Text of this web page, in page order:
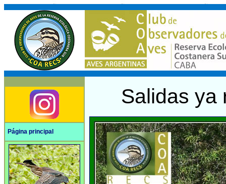
Página principal
Salidas ya